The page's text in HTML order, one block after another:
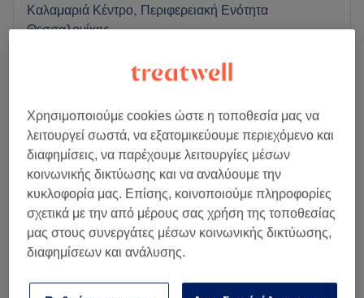
Καλαμαριά Κέντρο, Περιφερειακή Ενότητα
Θεσσαλονίκης
Βαφή Ρίζας με Στέγνωμα
Ρεφλέ
30 λεπτά
€ 20
Βαφή Ρίζα ντεκαπαζ
1 ώρα 45 λεπτά
Περισσότερα για το κατάστημα
Δευτέρα
Τετάρτη
10:00
Χρησιμοποιούμε cookies ώστε η τοποθεσία μας να
λειτουργεί σωστά, να εξατομικεύουμε περιεχόμενο και
διαφημίσεις, να παρέχουμε λειτουργίες μέσων
κοινωνικής δικτύωσης και να αναλύουμε την
κυκλοφορία μας. Επίσης, κοινοποιούμε πληροφορίες
σχετικά με την από μέρους σας χρήση της τοποθεσίας
μας στους συνεργάτες μέσων κοινωνικής δικτύωσης,
διαφημίσεων και ανάλυσης.